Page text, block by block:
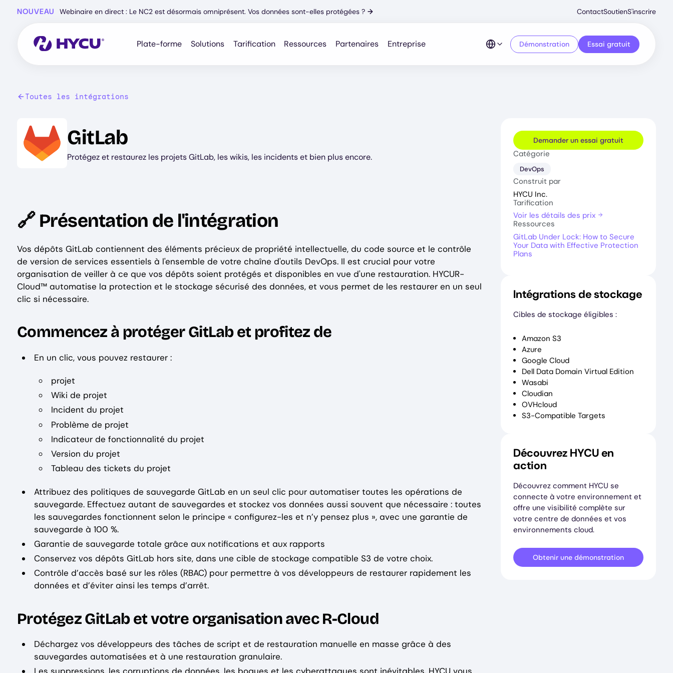
NOUVEAU Webinaire en direct : Le NC2 est désormais omniprésent. Vos données sont-elles protégées ? →
Menu
ContactSoutienS'inscrire
Plate-forme Solutions Tarification Ressources Partenaires Entreprise Démonstration Essai gratuit
Toutes les intégrations
Image
GitLab
Protégez et restaurez les projets GitLab, les wikis, les incidents et bien plus encore.
🔗 Présentation de l'intégration
Vos dépôts GitLab contiennent des éléments précieux de propriété intellectuelle, du code source et le contrôle
de version de services essentiels à l'ensemble de votre chaîne d'outils DevOps. Il est crucial pour votre
organisation de veiller à ce que vos dépôts soient protégés et disponibles en vue d'une restauration. HYCUR-
Cloud™ automatise la protection et le stockage sécurisé des données, et vous permet de les restaurer en un seul
clic si nécessaire.
Commencez à protéger GitLab et profitez de
En un clic, vous pouvez restaurer :
projet
Wiki de projet
Incident du projet
Problème de projet
Indicateur de fonctionnalité du projet
Version du projet
Tableau des tickets du projet
Attribuez des politiques de sauvegarde GitLab en un seul clic pour automatiser toutes les opérations de
sauvegarde. Effectuez autant de sauvegardes et stockez vos données aussi souvent que nécessaire : toutes
les sauvegardes fonctionnent selon le principe « configurez-les et n’y pensez plus », avec une garantie de
sauvegarde à 100 %.
Garantie de sauvegarde totale grâce aux notifications et aux rapports
Conservez vos dépôts GitLab hors site, dans une cible de stockage compatible S3 de votre choix.
Contrôle d’accès basé sur les rôles (RBAC) pour permettre à vos développeurs de restaurer rapidement les
données et d’éviter ainsi les temps d’arrêt.
Protégez GitLab et votre organisation avec R-Cloud
Déchargez vos développeurs des tâches de script et de restauration manuelle en masse grâce à des
sauvegardes automatisées et à une restauration granulaire.
Demander un essai gratuit
Catégorie
DevOps
Construit par
HYCU Inc.
Tarification
Voir les détails des prix
Ressources
GitLab Under Lock: How to Secure
Your Data with Effective Protection
Plans
Intégrations de stockage
Cibles de stockage éligibles :
Amazon S3
Azure
Google Cloud
Dell Data Domain Virtual Edition
Wasabi
Cloudian
OVHcloud
S3-Compatible Targets
Découvrez HYCU en
action
Découvrez comment HYCU se
connecte à votre environnement et
offre une visibilité complète sur
votre centre de données et vos
environnements cloud.
Obtenir une démonstration